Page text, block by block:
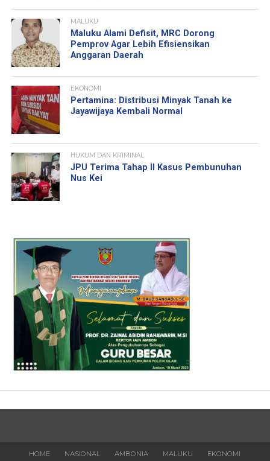
MALUKU
Maluku Alami Defisit, MRC Dorong
Pemprov Agar Lebih Efisiensikan
Anggaran Daerah
EKONOMI
Pertamina: Distribusi Minyak Tanah ke
Jayawijaya Kembali Normal
HUKUM DAN KRIMINAL
JPU Terima Tahap II Kasus Pembunuhan
Nus Kei
HOME NASIONAL AMBONIA MALUKU EKONOMI